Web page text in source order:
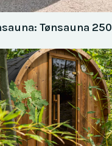
Tønsauna 250